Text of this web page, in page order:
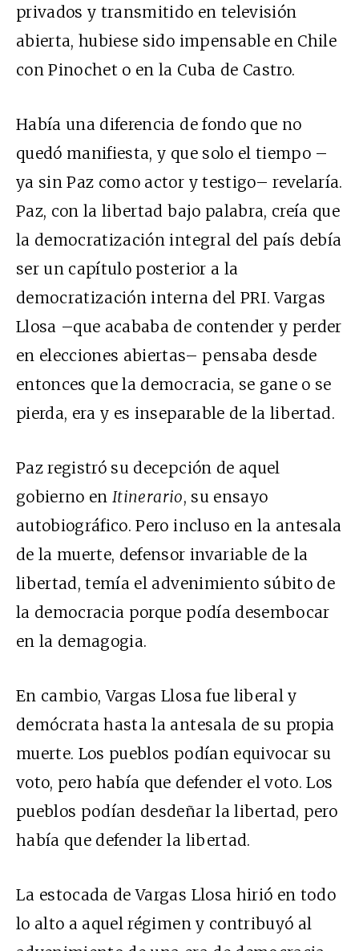
privados y transmitido en televisión
abierta, hubiese sido impensable en Chile
con Pinochet o en la Cuba de Castro.
Había una diferencia de fondo que no
quedó manifiesta, y que solo el tiempo –
ya sin Paz como actor y testigo– revelaría.
Paz, con la libertad bajo palabra, creía que
la democratización integral del país debía
ser un capítulo posterior a la
democratización interna del PRI. Vargas
Llosa –que acababa de contender y perder
en elecciones abiertas– pensaba desde
entonces que la democracia, se gane o se
pierda, era y es inseparable de la libertad.
Paz registró su decepción de aquel
gobierno en Itinerario, su ensayo
autobiográfico. Pero incluso en la antesala
de la muerte, defensor invariable de la
libertad, temía el advenimiento súbito de
la democracia porque podía desembocar
en la demagogia.
En cambio, Vargas Llosa fue liberal y
demócrata hasta la antesala de su propia
muerte. Los pueblos podían equivocar su
voto, pero había que defender el voto. Los
pueblos podían desdeñar la libertad, pero
había que defender la libertad.
La estocada de Vargas Llosa hirió en todo
lo alto a aquel régimen y contribuyó al